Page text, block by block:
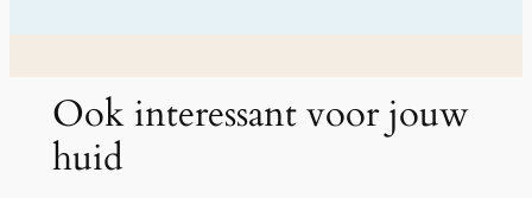
Ook interessant voor jouw
huid